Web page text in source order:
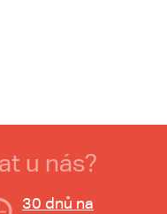
u nás?
30 dnů na